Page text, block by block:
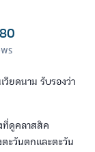
ยดนาม รับรองว่า
ที่ดูคลาสสิค
ะวันตกและตะวัน